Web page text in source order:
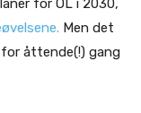
for OL i 2030,
Men det
åttende(!) gang